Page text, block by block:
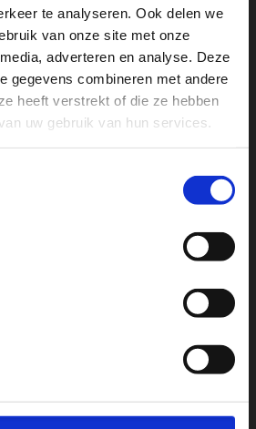
te analyseren. Ook delen we
van onze site met onze
adverteren en analyse. Deze
gegevens combineren met andere
heeft verstrekt of die ze hebben
uw gebruik van hun services.
op 232 beoordelingen
Goog le
ons op
– 18.00